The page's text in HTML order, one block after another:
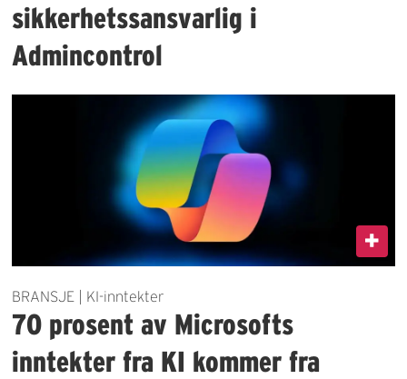
sikkerhetssansvarlig i
Admincontrol
BRANSJE | KI-inntekter
70 prosent av Microsofts
inntekter fra KI kommer fra